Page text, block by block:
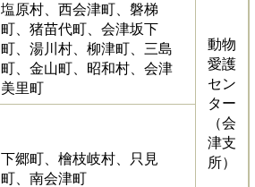
塩原村、西会津町、磐梯
町、猪苗代町、会津坂下
町、湯川村、柳津町、三島
町、金山町、昭和村、会津
美里町
動物
愛護
セン
ター
（会
津支
所）
下郷町、檜枝岐村、只見
町、南会津町